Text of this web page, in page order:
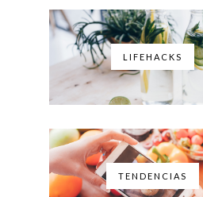
LIFEHACKS
TENDENCIAS